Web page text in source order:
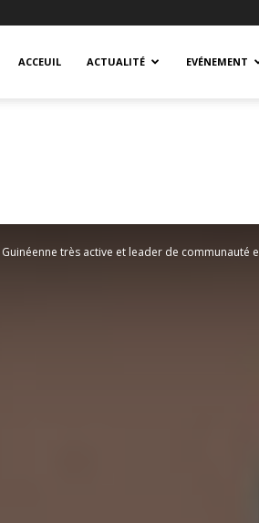
ACCEUIL ACTUALITÉ EVÉNEMENT
très active et leader de communauté